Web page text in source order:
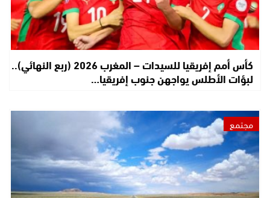
كأس أمم إفريقيا للسيدات – المغرب 2026 (ربع النهائي)..
لبؤات الأطلس يواجهن جنوب إفريقيا…
مجتمع